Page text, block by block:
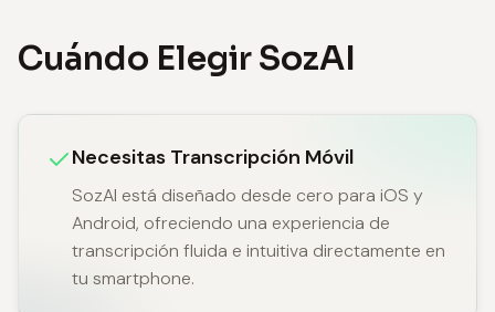
Cuándo Elegir SozAI
Necesitas Transcripción Móvil
SozAI está diseñado desde cero para iOS y
Android, ofreciendo una experiencia de
transcripción fluida e intuitiva directamente en
tu smartphone.